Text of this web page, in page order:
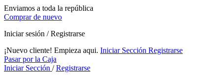
Enviamos a toda la república
Comprar de nuevo
Iniciar sesión / Registrarse
¡Nuevo cliente! Empieza aqui. Iniciar Sección Registrarse
Pasar por la Caja
Iniciar Sección /Registrarse